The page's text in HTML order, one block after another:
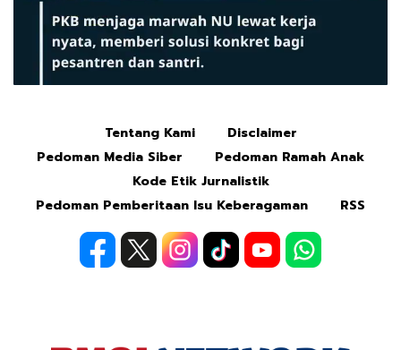
Tentang Kami
Disclaimer
Pedoman Media Siber
Pedoman Ramah Anak
Kode Etik Jurnalistik
Pedoman Pemberitaan Isu Keberagaman
RSS